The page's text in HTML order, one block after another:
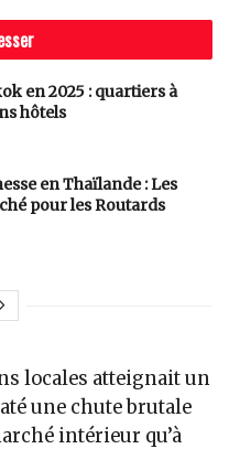
en 2025 : quartiers à
hôtels
en Thaïlande : Les
pour les Routards
locales atteignait un
une chute brutale
intérieur qu’à